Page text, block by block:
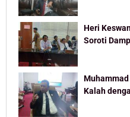
Heri
Soroti
Kalah